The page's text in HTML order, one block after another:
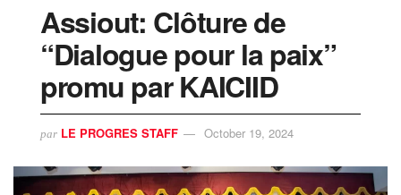
Assiout: Clôture de
“Dialogue pour la paix”
promu par KAICIID
par LE PROGRES STAFF October 19, 2024